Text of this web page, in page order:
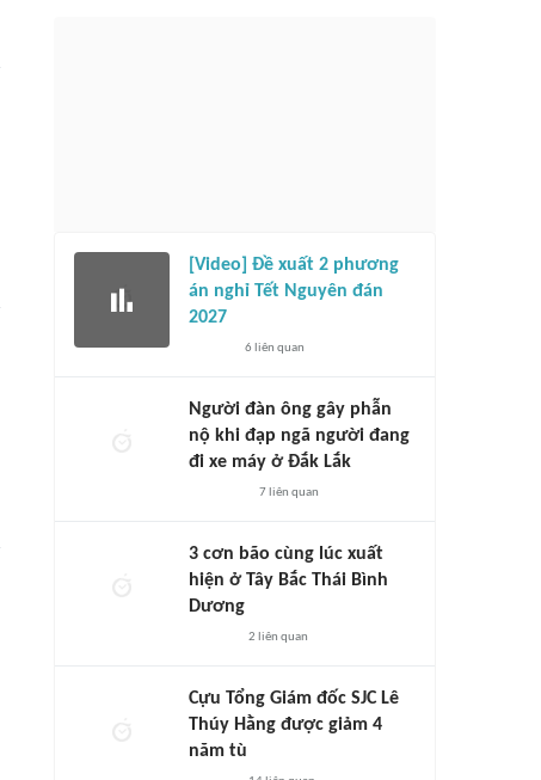
[Video] Đề xuất 2 phương
án nghỉ Tết Nguyên đán
2027
6 liên quan
Người đàn ông gây phẫn
nộ khi đạp ngã người đang
đi xe máy ở Đắk Lắk
7liên quan
3 cơn bão cùng lúc xuất
hiện ở Tây Bắc Thái Bình
Dương
2 liên quan
Cựu Tổng Giám đốc SJC Lê
Thúy Hằng được giảm 4
năm tù